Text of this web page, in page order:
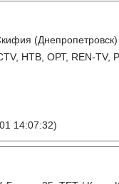
(Днепропетровск)
НТВ, ОРТ, REN-TV,
14:07:32)